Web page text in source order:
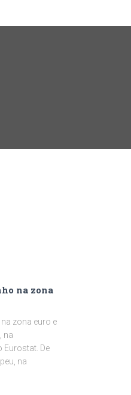
na zona
zona euro e
na
De
na